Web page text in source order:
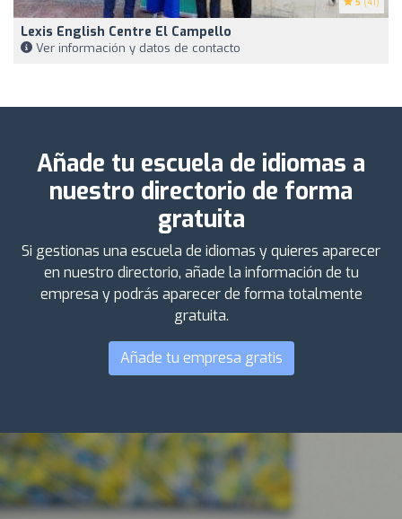
Lexis English Centre El Campello
Ver información y datos de contacto
Añade tu escuela de idiomas a
nuestro directorio de forma
gratuita
Si gestionas una escuela de idiomas y quieres aparecer
en nuestro directorio, añade la información de tu
empresa y podrás aparecer de forma totalmente
gratuita.
Añade tu empresa gratis